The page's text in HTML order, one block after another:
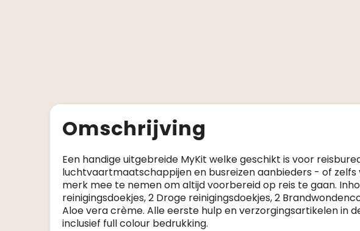
Omschrijving
Een handige uitgebreide MyKit welke geschikt is voor
luchtvaartmaatschappijen en busreizen aanbieders - of
merk mee te nemen om altijd voorbereid op reis te gaan.
reinigingsdoekjes, 2 Droge reinigingsdoekjes, 2
Aloe vera crème. Alle eerste hulp en verzorgingsartikelen in
inclusief full colour bedrukking.